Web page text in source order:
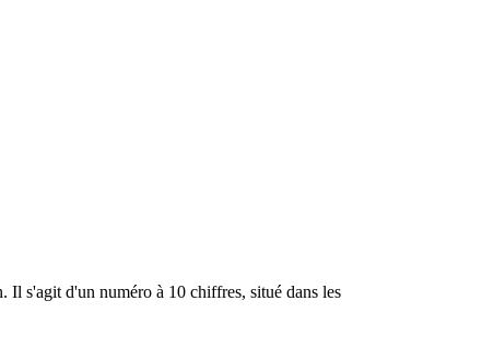
Il s'agit d'un numéro à 10 chiffres, situé dans les